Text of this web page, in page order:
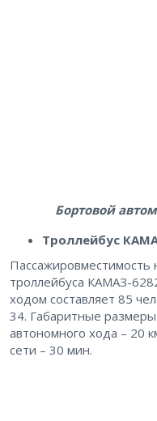
Бортовой
Троллейбус
Пассажировместимость
троллейбуса КАМАЗ-
ходом составляет 85
34. Габаритные
автономного хода – 20
сети – 30 мин.